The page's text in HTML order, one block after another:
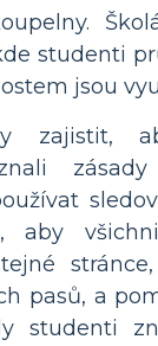
studenti
jsou
zajistit,
zásady
aby
pasů, a
studenti